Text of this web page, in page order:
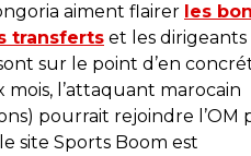
aiment flairer les
transferts et les dirigeants
sur le point d’en
mois, l’attaquant marocain
pourrait rejoindre l’OM
site Sports Boom est